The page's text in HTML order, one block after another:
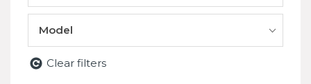
Model
Clear filters